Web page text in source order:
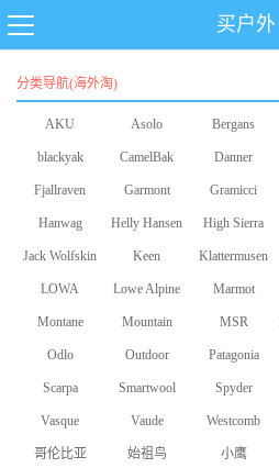
买户外
分类导航(海外淘)
AKU Asolo Bergans
blackyak CamelBak Danner
Fjallraven Garmont Gramicci
Hanwag Helly Hansen High Sierra
Jack Wolfskin Keen Klattermusen
LOWA Lowe Alpine Marmot
Montane Mountain
Equipment
MSR
Odlo Outdoor
Research
Patagonia
Scarpa Smartwool Spyder
Vasque Vaude Westcomb
哥伦比亚 始祖鸟 小鹰